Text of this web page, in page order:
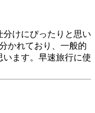
けにぴったりと思い
かれており、一般的
ます。早速旅行に使